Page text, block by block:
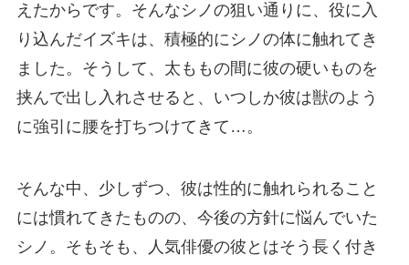
えたからです。そんなシノの狙い通りに、役に入
り込んだイズキは、積極的にシノの体に触れてき
ました。そうして、太ももの間に彼の硬いものを
挟んで出し入れさせると、いつしか彼は獣のよう
に強引に腰を打ちつけてきて…。
そんな中、少しずつ、彼は性的に触れられること
には慣れてきたものの、今後の方針に悩んでいた
シノ。そもそも、人気俳優の彼とはそう長く付き